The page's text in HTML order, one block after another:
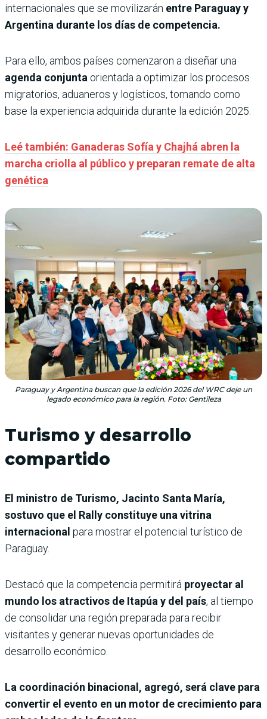
internacionales que se movilizarán entre Paraguay y
Argentina durante los días de competencia.
Para ello, ambos países comenzaron a diseñar una
agenda conjunta orientada a optimizar los procesos
migratorios, aduaneros y logísticos, tomando como
base la experiencia adquirida durante la edición 2025.
Leé también: Ganaderas Sofía y Chajhá abren la
marcha criolla al público y preparan remate de alta
genética
Paraguay y Argentina buscan que la edición 2026 del WRC deje un
legado económico para la región. Foto: Gentileza
Turismo y desarrollo
compartido
El ministro de Turismo, Jacinto Santa María,
sostuvo que el Rally constituye una vitrina
internacional para mostrar el potencial turístico de
Paraguay.
Destacó que la competencia permitirá proyectar al
mundo los atractivos de Itapúa y del país, al tiempo
de consolidar una región preparada para recibir
visitantes y generar nuevas oportunidades de
desarrollo económico.
La coordinación binacional, agregó, será clave para
convertir el evento en un motor de crecimiento para